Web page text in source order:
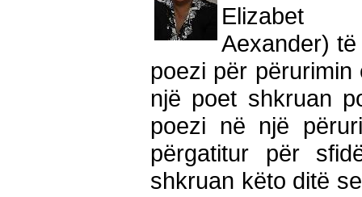
Elizabet
Aexander)
poezi për
një poet shkruan
poezi në një
përgatitur për
shkruan këto ditë